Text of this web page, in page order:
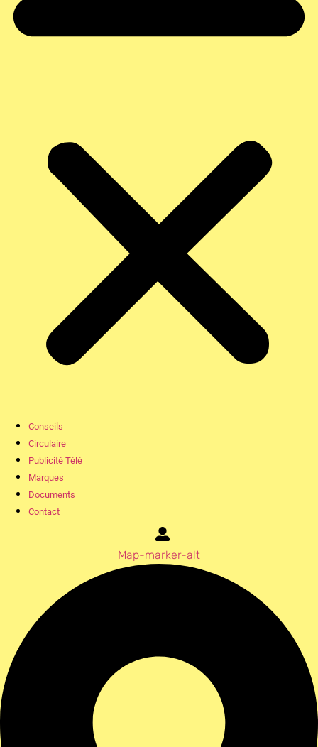
Conseils
Circulaire
Publicité Télé
Marques
Documents
Contact
Map-marker-alt